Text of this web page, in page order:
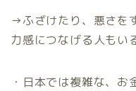
→ふざけたり、悪さを
力感につなげる人もい
・日本では複雑な、お